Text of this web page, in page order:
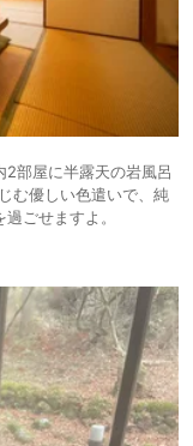
部屋に半露天の岩風呂
む優しい色遣いで、純
ごせますよ。